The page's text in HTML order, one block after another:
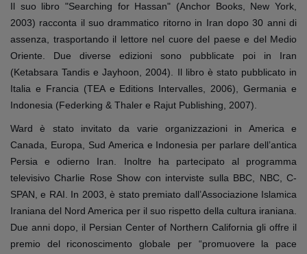
Il suo libro "Searching for Hassan" (Anchor Books, New York,
2003) racconta il suo drammatico ritorno in Iran dopo 30 anni di
assenza, trasportando il lettore nel cuore del paese e del Medio
Oriente. Due diverse edizioni sono pubblicate poi in Iran
(Ketabsara Tandis e Jayhoon, 2004). Il libro è stato pubblicato in
Italia e Francia (TEA e Editions Intervalles, 2006), Germania e
Indonesia (Federking & Thaler e Rajut Publishing, 2007).
Ward è stato invitato da varie organizzazioni in America e
Canada, Europa, Sud America e Indonesia per parlare dell’antica
Persia e odierno Iran. Inoltre ha partecipato al programma
televisivo Charlie Rose Show con interviste sulla BBC, NBC, C-
SPAN, e RAI. In 2003, è stato premiato dall’Associazione Islamica
Iraniana del Nord America per il suo rispetto della cultura iraniana.
Due anni dopo, il Persian Center of Northern California gli offre il
premio del riconoscimento globale per “promuovere la pace